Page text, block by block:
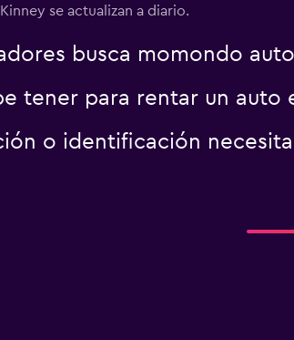
se actualizan a diario.
busca momondo
tener para rentar un auto
o identificación